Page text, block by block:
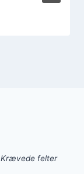
Krævede felter